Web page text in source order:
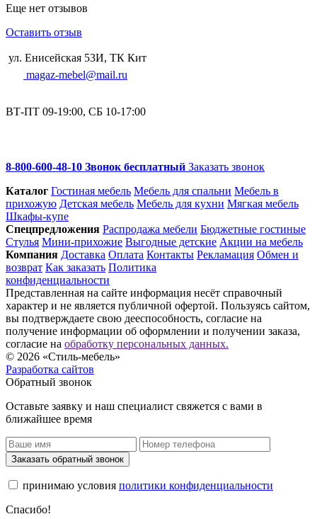
Еще нет отзывов
Оставить отзыв
ул. Енисейская 53И, ТК Кит
magaz-mebel@mail.ru
ВТ-ПТ 09-19:00, СБ 10-17:00
8-800-600-48-10 Звонок бесплатный Заказать звонок
Каталог Гостиная мебель Мебель для спальни Мебель в
прихожую Детская мебель Мебель для кухни Мягкая мебель
Шкафы-купе
Спец­предложения Распродажа мебели Бюджетные гостиные
Стулья Мини-прихожие Выгодные детские Акции на мебель
Компания Доставка Оплата Контакты Рекламация Обмен и
возврат Как заказать Политика
конфиденциальности
Представленная на сайте информация несёт справочный
характер и не является публичной офертой. Пользуясь сайтом,
вы подтверждаете свою дееспособность, согласие на
получение информации об оформлении и получении заказа,
согласие на обработку персональных данных.
© 2026 «Стиль-мебель»
Разработка сайтов
Обратный звонок
Оставьте заявку и наш специалист свяжется с вами в
ближайшее время
Заказать обратный звонок
принимаю условия политики конфиденциальности
Спасибо!